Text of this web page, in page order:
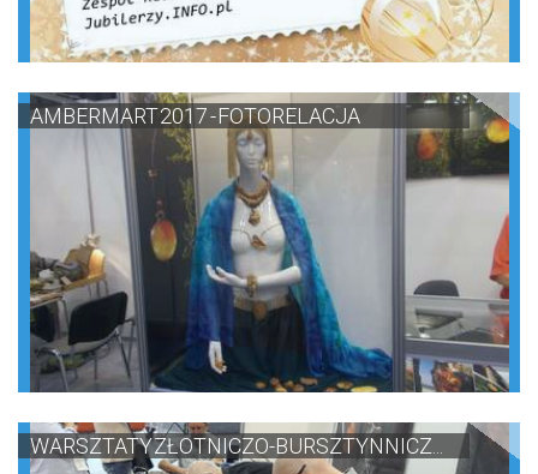
AMBERMART 2017 - FOTORELACJA
WARSZTATY ZŁOTNICZO-BURSZTYNNICZ...